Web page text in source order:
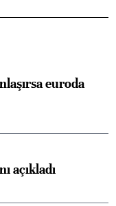
euroda
açıkladı